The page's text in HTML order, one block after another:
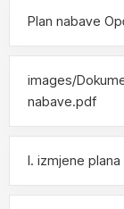
Plan nabave
images/
nabave.pdf
I. izmjene plana